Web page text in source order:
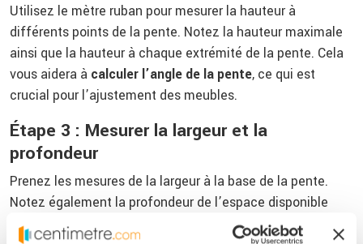
Utilisez le mètre ruban pour mesurer la hauteur à
différents points de la pente. Notez la hauteur maximale
ainsi que la hauteur à chaque extrémité de la pente. Cela
vous aidera à calculer l’angle de la pente, ce qui est
crucial pour l’ajustement des meubles.
Étape 3 : Mesurer la largeur et la
profondeur
Prenez les mesures de la largeur à la base de la pente.
Notez également la profondeur de l’espace disponible
pour l’installation des meubles. Si la pente est irrégulière,